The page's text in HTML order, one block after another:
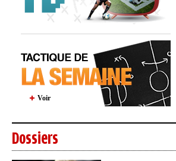
Voir
Dossiers